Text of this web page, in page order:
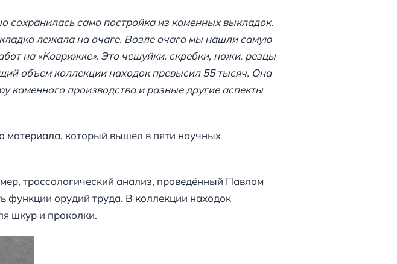
сохранилась сама постройка из каменных выкладок.
лежала на очаге. Возле очага мы нашли самую
на «Коврижке». Это чешуйки, скребки, ножи, резцы
объем коллекции находок превысил 55 тысяч. Она
каменного производства и разные другие аспекты
материала, который вышел в пяти научных
трассологический анализ, проведённый Павлом
функции орудий труда. В коллекции находок
шкур и проколки.